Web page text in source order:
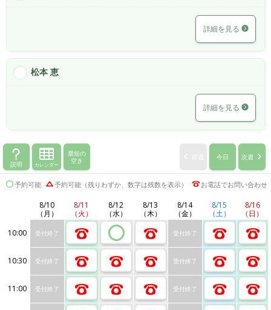
詳細を見る
松本 恵
詳細を見る
説明 カレンダー
最短の
空き
今日 次週
予約可能 予約可能（残りわずか、数字は残数を表示） お電話でお問い合わせ
8/10
（月）
8/11
（火）
8/12
（水）
8/13
（木）
8/14
（金）
8/15
（土）
8/16
（日）
10:00
受付終了 受付終了
10:30 受付終了 受付終了
11:00 受付終了 受付終了